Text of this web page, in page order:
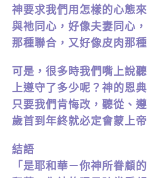
神要求我們用怎樣的心態
與祂同心，好像夫妻同心
那種聯合，又好像皮肉那
可是，很多時我們嘴上說
上遵守了多少呢？神的恩
只要我們肯悔改，聽從、
歲首到年終就必定會蒙上
結語
「是耶和華－你神所眷顧